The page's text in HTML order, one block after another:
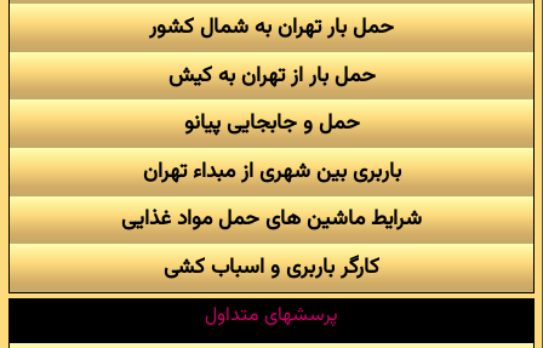
حمل بار تهران به شمال کشور
حمل بار از تهران به کیش
حمل و جابجایی پیانو
باربری بین شهری از مبداء تهران
شرایط ماشین های حمل مواد غذایی
کارگر باربری و اسباب کشی
پرسشهای متداول